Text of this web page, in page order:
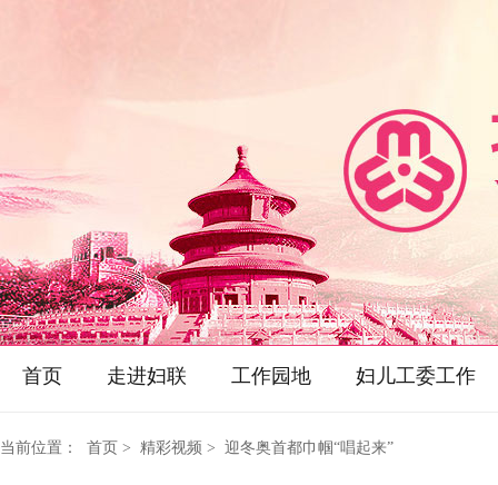
首页 走进妇联 工作园地 妇儿工委工作
当前位置： 首页 > 精彩视频 > 迎冬奥首都巾帼“唱起来”